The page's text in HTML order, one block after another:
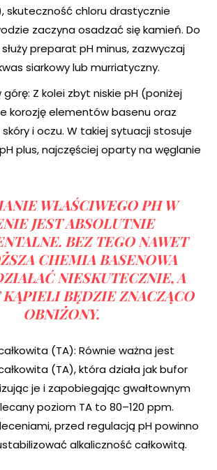
skuteczność chloru drastycznie
zaczyna osadzać się kamień. Do
preparat pH minus, zazwyczaj
siarkowy lub murriatyczny.
Z kolei zbyt niskie pH (poniżej
korozję elementów basenu oraz
i oczu. W takiej sytuacji stosuje
plus, najczęściej oparty na węglanie
WŁAŚCIWEGO PH W
JEST ABSOLUTNIE
BEZ TEGO NAWET
CHEMIA BASENOWA
NIESKUTECZNIE, A
BĘDZIE ZNACZĄCO
OBNIŻONY.
(TA): Równie ważna jest
(TA), która działa jak bufor
je i zapobiegając gwałtownym
poziom TA to 80–120 ppm.
przed regulacją pH powinno
alkaliczność całkowitą.